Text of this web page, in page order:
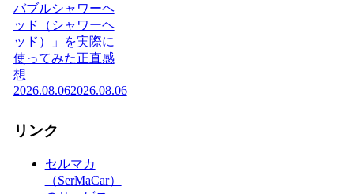
バブルシャワーヘ
ッド（シャワーヘ
ッド）」を実際に
使ってみた正直感
想
2026.08.062026.08.06
リンク
セルマカ
（SerMaCar）